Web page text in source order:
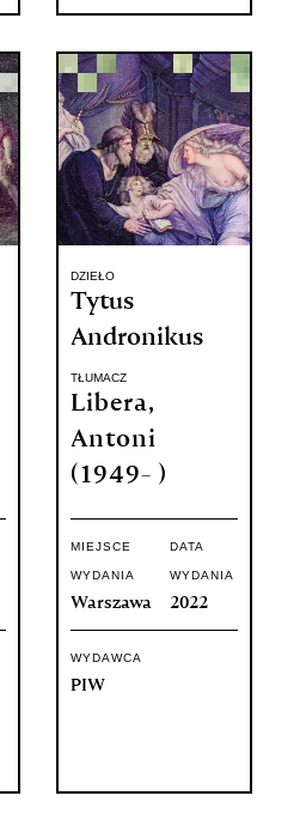
DZIEŁO
Tytus
Andronikus
TŁUMACZ
Libera,
Antoni
(1949- )
MIEJSCE
WYDANIA
Warszawa
DATA
WYDANIA
2022
WYDAWCA
PIW